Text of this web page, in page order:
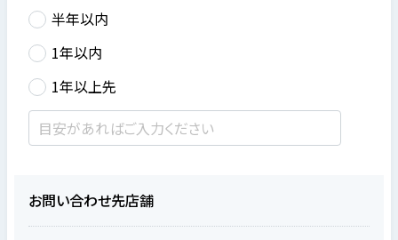
半年以内
1年以内
1年以上先
お問い合わせ先店舗